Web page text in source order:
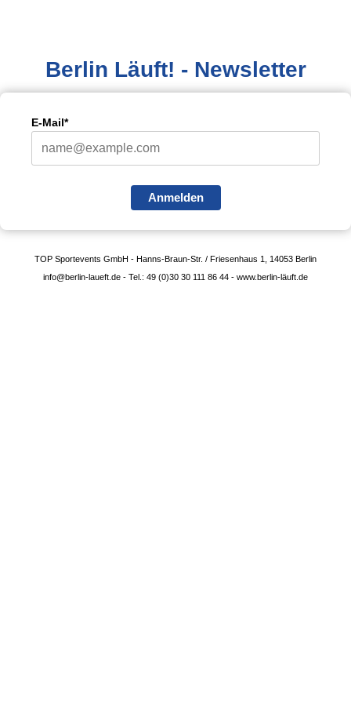
Berlin Läuft! - Newsletter
E-Mail*
Anmelden
TOP Sportevents GmbH - Hanns-Braun-Str. / Friesenhaus 1, 14053 Berlin
info@berlin-laueft.de - Tel.: 49 (0)30 30 111 86 44 - www.berlin-läuft.de